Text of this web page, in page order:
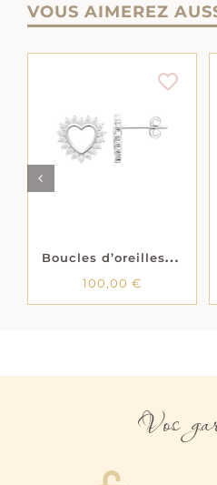
VOUS AIMEREZ
B
oucles d’oreilles « Coeur radieux »- Oxydes de zirconium – Argent rhodié
100,00€
AJOUTER AU
PANIER
Vos